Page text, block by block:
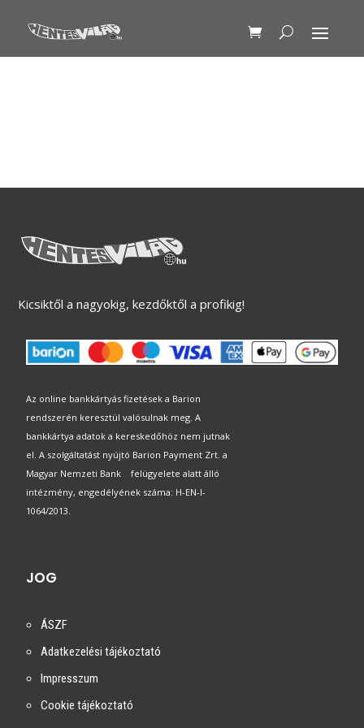
Kicsiktől a nagyokig, kezdőktől a profikig!
Az online bankkártyás fizetések a Barion
rendszerén keresztül valósulnak meg. A
bankkártya adatok a kereskedőhöz nem jutnak
el. A szolgáltatást nyújtó Barion Payment Zrt. a
Magyar Nemzeti Bank felügyelete alatt álló
intézmény, engedélyének száma: H-EN-I-
1064/2013.
JOG
ÁSZF
Adatkezelési tájékoztató
Impresszum
Cookie tájékoztató